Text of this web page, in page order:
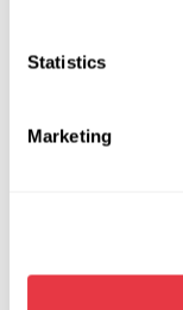
Statistics
Marketing
MS-33017 (17A)